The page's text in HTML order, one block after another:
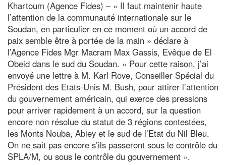
Khartoum (Agence Fides) – « Il faut maintenir haute
l’attention de la communauté internationale sur le
Soudan, en particulier en ce moment où un accord de
paix semble être à portée de la main » déclare à
l’Agence Fides Mgr Macram Max Gassis, Evêque de El
Obeid dans le sud du Soudan. « Pour cette raison, j’ai
envoyé une lettre à M. Karl Rove, Conseiller Spécial du
Président des Etats-Unis M. Bush, pour attirer l’attention
du gouvernement américain, qui exerce des pressions
pour arriver rapidement à un accord, sur la question
encore non résolue du statut de 3 régions contestées,
les Monts Nouba, Abiey et le sud de l’Etat du Nil Bleu.
On ne sait pas encore s’ils passeront sous le contrôle du
SPLA/M, ou sous le contrôle du gouvernement ».